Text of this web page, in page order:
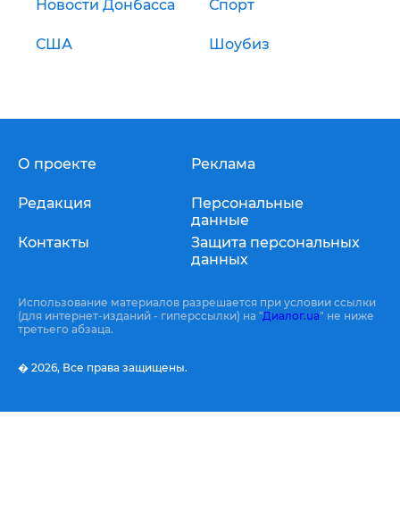
Новости Донбасса Спорт
США Шоубиз
О проекте
Редакция
Контакты
Реклама
Персональные
данные
Защита персональных
данных
Использование материалов разрешается при условии ссылки
(для интернет-изданий - гиперссылки) на "Диалог.ua" не ниже
третьего абзаца.
� 2026, Все права защищены.